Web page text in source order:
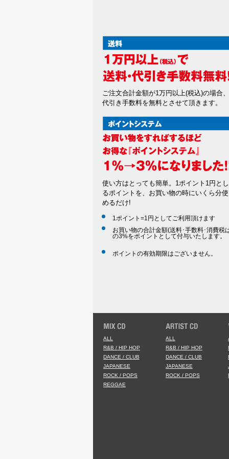
ご注文合計金額が1万円以上(税込)の場合
代引き手数料を無料とさせて頂きます。
使い方はとっても簡単。1ポイント1円と
るポイントを、お買い物の時にいくら分
めるだけ!
1ポイント=1円としてご利用頂けます
お買い物の合計金額(送料･手数料･消費税
の3%をポイントとして付与いたします。
ポイントの有効期限はございません。
ALL
R&B / HIP HOP
DANCE / CLUB
JAPANESE
ROCK / POPS
REGGAE
ALL
R&B / HIP HOP
DANCE / CLUB
JAPANESE
ROCK / POPS